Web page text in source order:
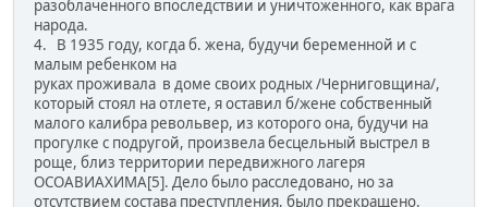
разоблаченного впоследствии и уничтоженного, как врага
народа.
4. В 1935 году, когда б. жена, будучи беременной и с
малым ребенком на
руках проживала в доме своих родных /Черниговщина/,
который стоял на отлете, я оставил б/жене собственный
малого калибра револьвер, из которого она, будучи на
прогулке с подругой, произвела бесцельный выстрел в
роще, близ территории передвижного лагеря
ОСОАВИАХИМА[5]. Дело было расследовано, но за
отсутствием состава преступления, было прекращено.